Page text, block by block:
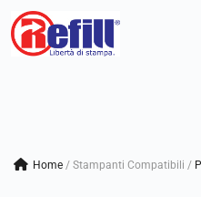
Vai
Home / Stampanti Compatibili /